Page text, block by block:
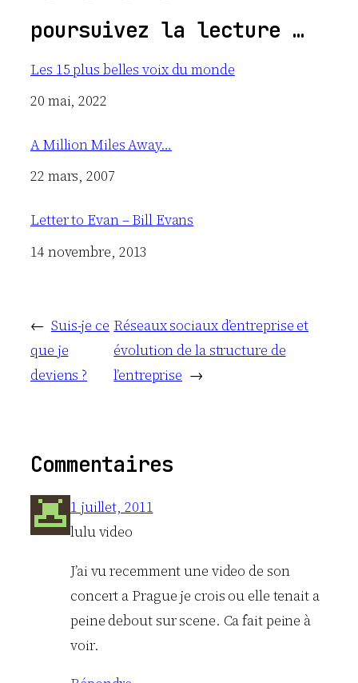
poursuivez la lecture …
Les 15 plus belles voix du monde
Date
20 mai, 2022
A Million Miles Away…
Date
22 mars, 2007
Letter to Evan – Bill Evans
Date
14 novembre, 2013
← Suis-je ce
que je
deviens ?
Réseaux sociaux d’entreprise et
évolution de la structure de
l’entreprise →
Commentaires
1 juillet, 2011
lulu video
J’ai vu recemment une video de son
concert a Prague je crois ou elle tenait a
peine debout sur scene. Ca fait peine à
voir.